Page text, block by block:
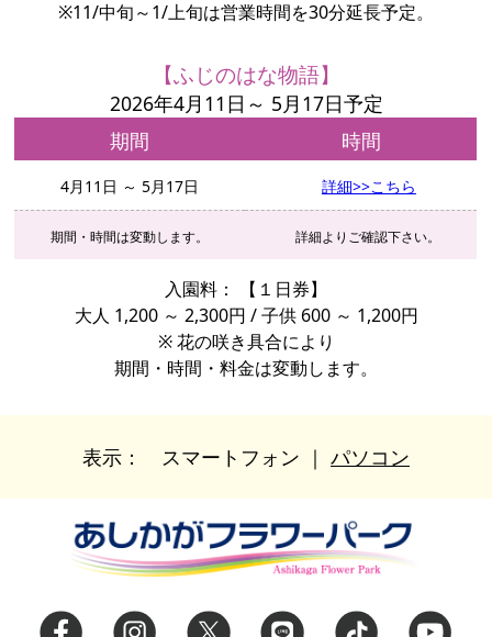
※11/中旬～1/上旬は営業時間を30分延長予定。
2026年4月11日～ 5月17日予定
【ふじのはな物語】
期間 時間
4月11日 ～ 5月17日 詳細>>こちら
期間・時間は変動します。 詳細よりご確認下さい。
入園料：
【１日券】
大人 1,200 ～ 2,300円 / 子供 600 ～ 1,200円
※ 花の咲き具合により
期間・時間・料金は変動します。
表示： スマートフォン ｜ パソコン